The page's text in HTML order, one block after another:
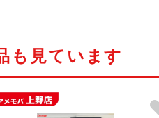
も見ています